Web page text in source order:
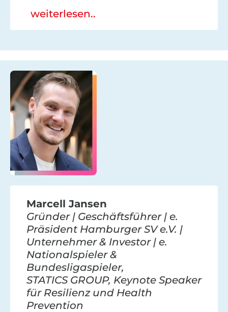
weiterlesen..
Marcell Jansen
Gründer | Geschäftsführer | e.
Präsident Hamburger SV e.V. |
Unternehmer & Investor | e.
Nationalspieler &
Bundesligaspieler,
STATICS GROUP, Keynote Speaker
für Resilienz und Health
Prevention